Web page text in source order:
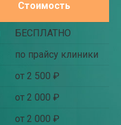
Стоимость
БЕСПЛАТНО
по прайсу клиники
от 2 500 ₽
от 2 000 ₽
от 2 000 ₽